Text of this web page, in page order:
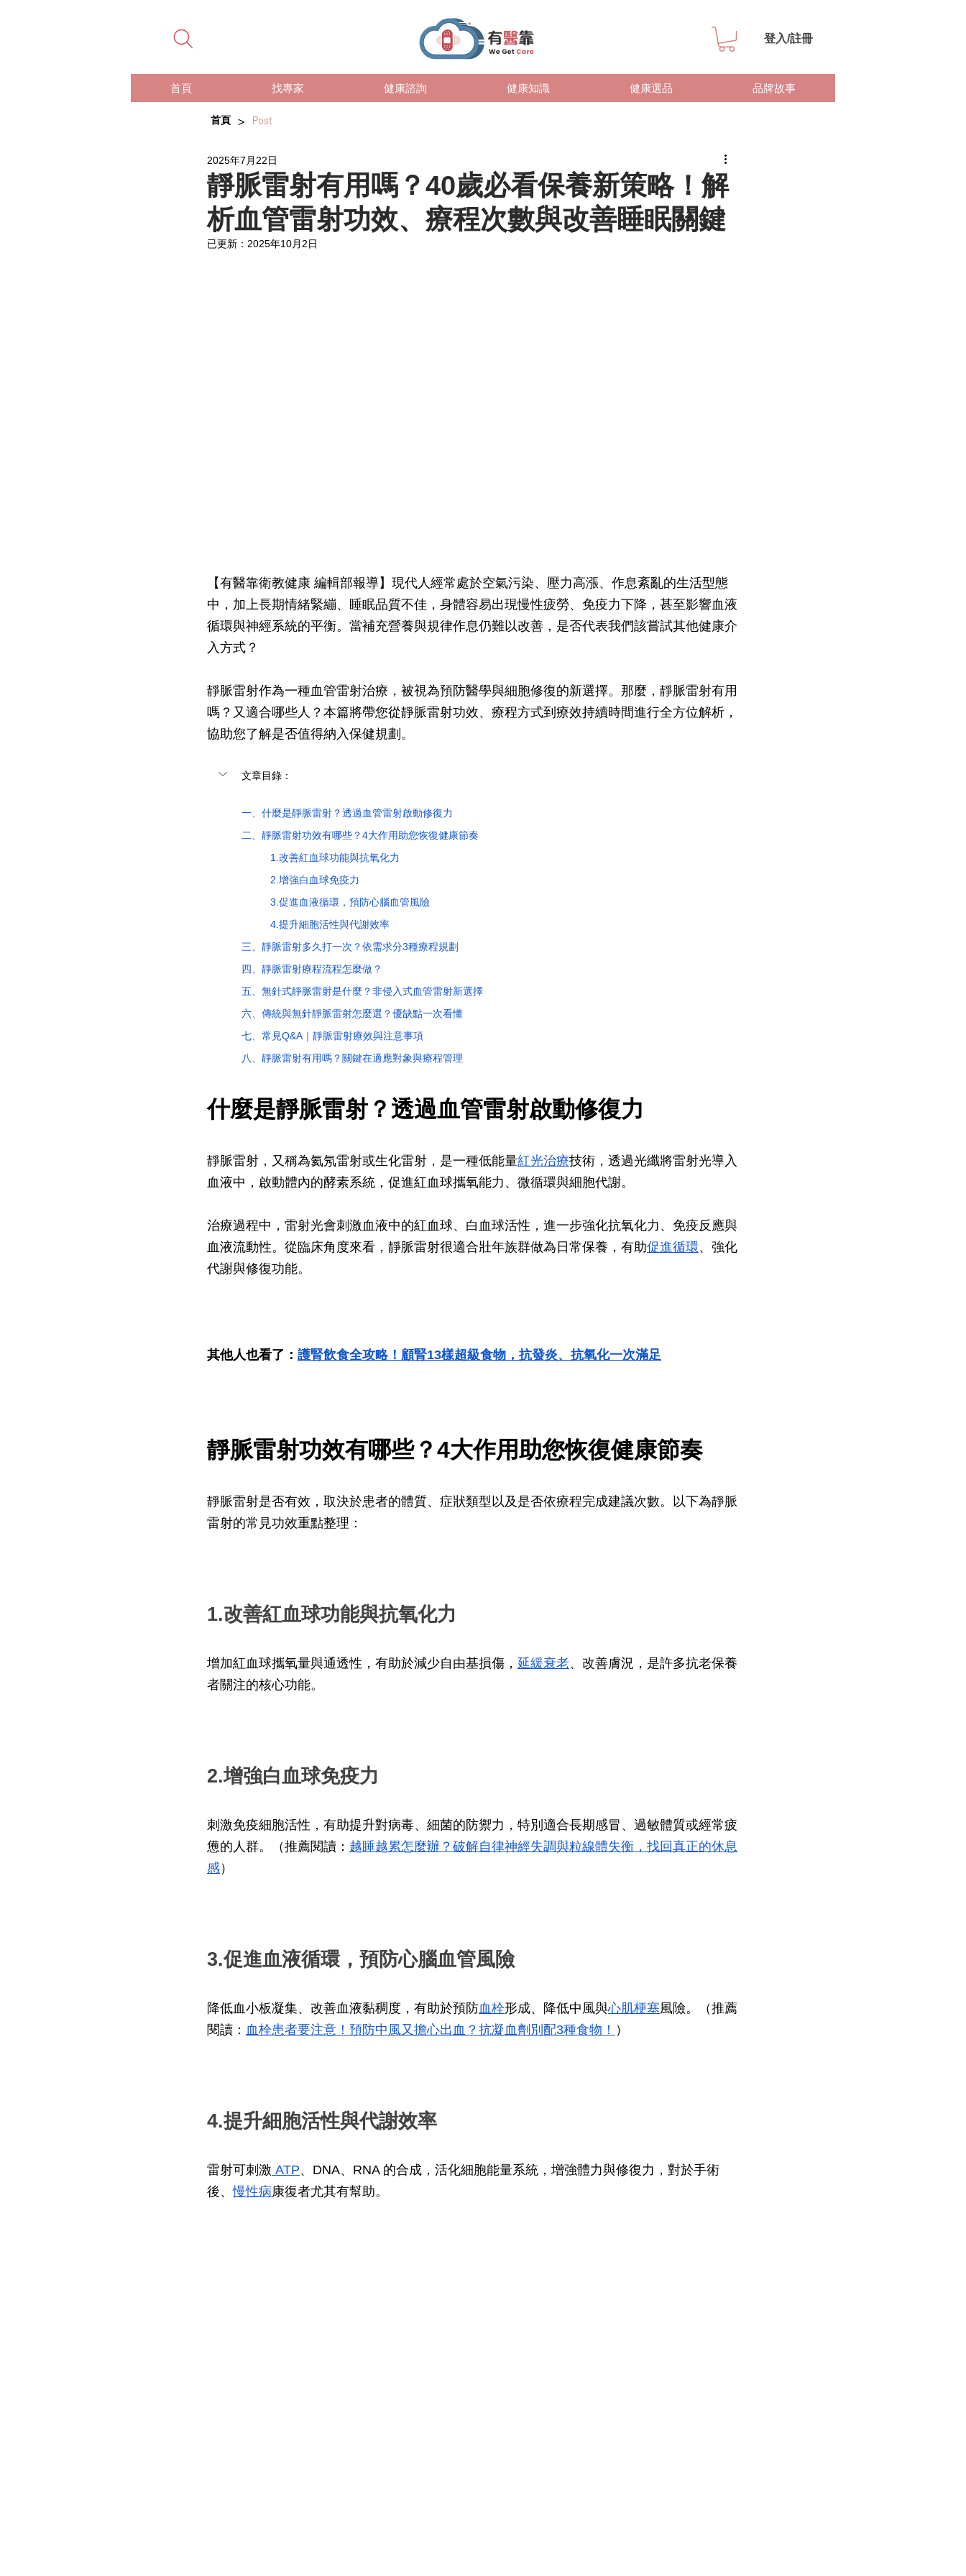
登入/註冊
首頁 找專家 健康諮詢 健康知識 健康選品 品牌故事
首頁 > Post
靜脈雷射有用嗎？40歲必看保養新策略！解
析血管雷射功效、療程次數與改善睡眠關鍵
2025年7月22日
已更新： 2025年10月2日
【有醫靠衛教健康 編輯部報導】現代人經常處於空氣污染、壓力高漲、作息紊亂的生活型態
中，加上長期情緒緊繃、睡眠品質不佳，身體容易出現慢性疲勞、免疫力下降，甚至影響血液
循環與神經系統的平衡。當補充營養與規律作息仍難以改善，是否代表我們該嘗試其他健康介
入方式？
靜脈雷射作為一種血管雷射治療，被視為預防醫學與細胞修復的新選擇。那麼，靜脈雷射有用
嗎？又適合哪些人？本篇將帶您從靜脈雷射功效、療程方式到療效持續時間進行全方位解析，
協助您了解是否值得納入保健規劃。
文章目錄：
一、 什麼是靜脈雷射？透過血管雷射啟動修復力
二、靜脈雷射功效有哪些？4大作用助您恢復健康節奏
	1.改善紅血球功能與抗氧化力
	2.增強白血球免疫力
	3.促進血液循環，預防心腦血管風險
	4.提升細胞活性與代謝效率
三、靜脈雷射多久打一次？依需求分3種療程規劃
四、靜脈雷射療程流程怎麼做？
五、無針式靜脈雷射是什麼？非侵入式血管雷射新選擇
六、傳統與無針靜脈雷射怎麼選？優缺點一次看懂
七、常見Q&A｜靜脈雷射療效與注意事項
八、靜脈雷射有用嗎？關鍵在適應對象與療程管理
什麼是靜脈雷射？透過血管雷射啟動修復力
靜脈雷射，又稱為氦氖雷射或生化雷射，是一種低能量紅光治療技術，透過光纖將雷射光導入
血液中，啟動體內的酵素系統，促進紅血球攜氧能力、微循環與細胞代謝。
治療過程中，雷射光會刺激血液中的紅血球、白血球活性，進一步強化抗氧化力、免疫反應與
血液流動性。從臨床角度來看，靜脈雷射很適合壯年族群做為日常保養，有助促進循環、強化
代謝與修復功能。
其他人也看了： 護腎飲食全攻略！顧腎13樣超級食物，抗發炎、抗氧化一次滿足
靜脈雷射功效有哪些？4大作用助您恢復健康節奏
靜脈雷射是否有效，取決於患者的體質、症狀類型以及是否依療程完成建議次數。以下為靜脈
雷射的常見功效重點整理：
1.改善紅血球功能與抗氧化力
增加紅血球攜氧量與通透性，有助於減少自由基損傷， 延緩衰老、改善膚況，是許多抗老保養
者關注的核心功能。
2.增強白血球免疫力
刺激免疫細胞活性，有助提升對病毒、細菌的防禦力，特別適合長期感冒、過敏體質或經常疲
憊的人群。（推薦閱讀： 越睡越累怎麼辦？破解自律神經失調與粒線體失衡，找回真正的休息
感）
3.促進血液循環，預防心腦血管風險
降低血小板凝集、改善血液黏稠度，有助於預防血栓形成、降低中風與心肌梗塞風險。（推薦
閱讀： 血栓患者要注意！預防中風又擔心出血？抗凝血劑別配3種食物！ ）
4.提升細胞活性與代謝效率
雷射可刺激 ATP、DNA、RNA 的合成，活化細胞能量系統，增強體力與修復力，對於手術
後、慢性病康復者尤其有幫助。